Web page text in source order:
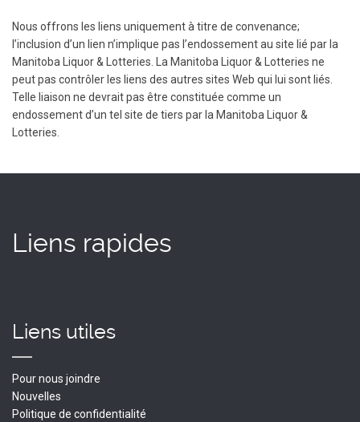
Nous offrons les liens uniquement à titre de convenance;
l’inclusion d’un lien n’implique pas l’endossement au site lié par la
Manitoba Liquor & Lotteries. La Manitoba Liquor & Lotteries ne
peut pas contrôler les liens des autres sites Web qui lui sont liés.
Telle liaison ne devrait pas être constituée comme un
endossement d’un tel site de tiers par la Manitoba Liquor &
Lotteries.
Liens rapides
Liens utiles
Pour nous joindre
Nouvelles
Politique de confidentialité